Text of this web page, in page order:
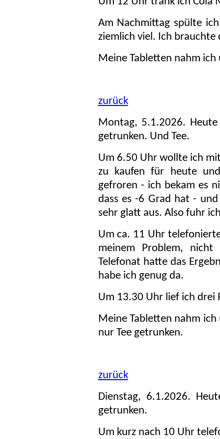
Am Nachmittag spülte
ziemlich viel. Ich
Meine Tabletten nahm ich
zurück
Montag, 5.1.2026.
getrunken. Und Tee.
Um 6.50 Uhr wollte ich
zu kaufen für heute
gefroren - ich bekam es
dass es -6 Grad hat -
sehr glatt aus. Also fuhr
Um ca. 11 Uhr
meinem Problem, nicht
Telefonat hatte das
habe ich genug da.
Um 13.30 Uhr lief ich drei
Meine Tabletten nahm
nur Tee getrunken.
zurück
Dienstag, 6.1.2026.
getrunken.
Um kurz nach 10 Uhr